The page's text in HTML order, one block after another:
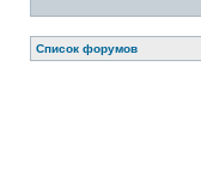
Список форумов